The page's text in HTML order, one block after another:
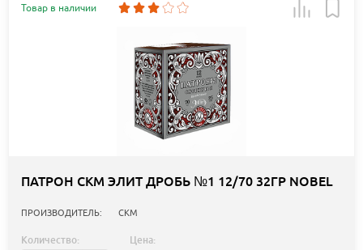
Товар в наличии
ПАТРОН СКМ ЭЛИТ ДРОБЬ №1 12/70 32ГР NOBEL
ПРОИЗВОДИТЕЛЬ: СКМ
Количество: Цена: